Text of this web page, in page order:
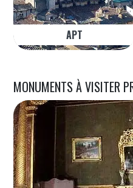
APT
MONUMENTS À VISITER